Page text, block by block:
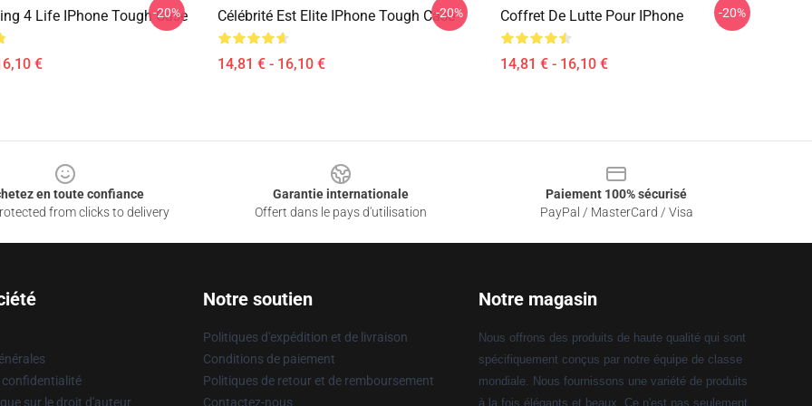
4 Life IPhone Tough Case
€
-20% Célébrité Est Elite IPhone Tough Case
14,81 € - 16,10 €
-20% Coffret De Lutte Pour IPhone
14,81 € - 16,10 €
-20%
en toute confiance
from clicks to delivery
Garantie internationale
Offert dans le pays d'utilisation
Paiement 100% sécurisé
PayPal / MasterCard / Visa
confidentialité
sur le droit d'auteur
Notre soutien
Politiques d'expédition et de livraison
Conditions de paiement
Politiques de retour et de remboursement
Contactez-nous
Notre magasin
Nous offrons des produits de haute qualité qui sont
spécifiquement conçus par notre équipe de classe
mondiale. Nous fournissons une variété de produits
à la fois élégants et beaux. Ce n'est pas seulement